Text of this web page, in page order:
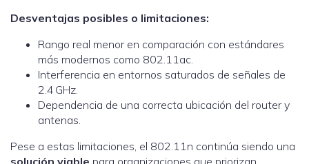
Desventajas posibles o limitaciones:
Rango real menor en comparación con estándares
más modernos como 802.11ac.
Interferencia en entornos saturados de señales de
2.4 GHz.
Dependencia de una correcta ubicación del router y
antenas.
Pese a estas limitaciones, el 802.11n continúa siendo una